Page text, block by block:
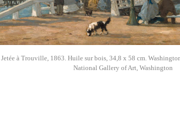
à Trouville, 1863. Huile sur bois, 34,8 x 58 cm.
National Gallery of Art, Washington